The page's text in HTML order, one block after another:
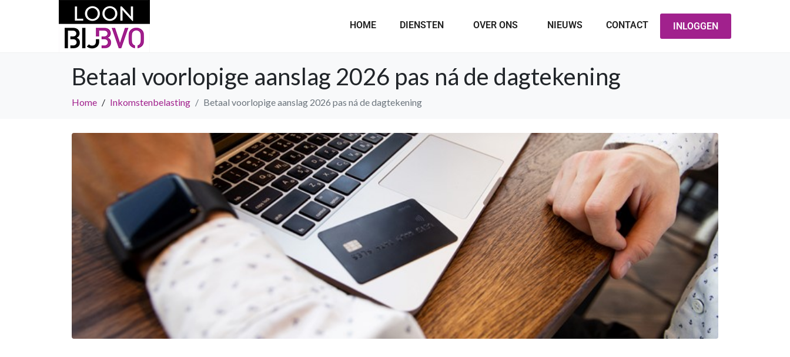
HOME DIENSTEN OVER ONS NIEUWS CONTACT INLOGGEN
Betaal voorlopige aanslag 2026 pas ná de dagtekening
Home Inkomstenbelasting Betaal voorlopige aanslag 2026 pas ná de dagtekening